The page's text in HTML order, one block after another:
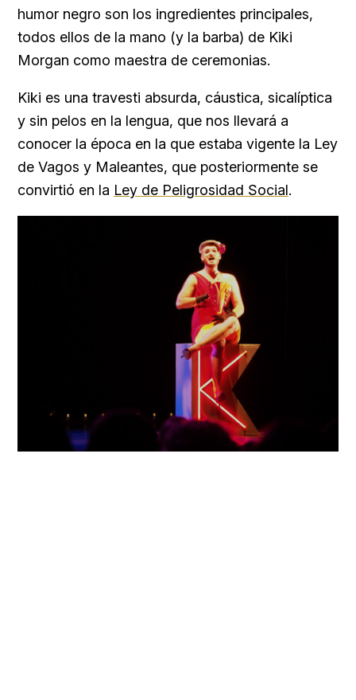
humor negro son los ingredientes principales,
todos ellos de la mano (y la barba) de Kiki
Morgan como maestra de ceremonias.
Kiki es una travesti absurda, cáustica, sicalíptica
y sin pelos en la lengua, que nos llevará a
conocer la época en la que estaba vigente la Ley
de Vagos y Maleantes, que posteriormente se
convirtió en la Ley de Peligrosidad Social.